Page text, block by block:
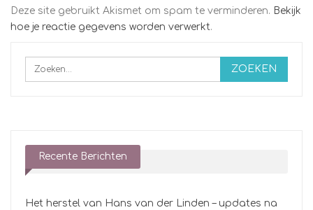
Deze site gebruikt Akismet om spam te verminderen. Bekijk
hoe je reactie gegevens worden verwerkt.
Recente Berichten
Het herstel van Hans van der Linden – updates na